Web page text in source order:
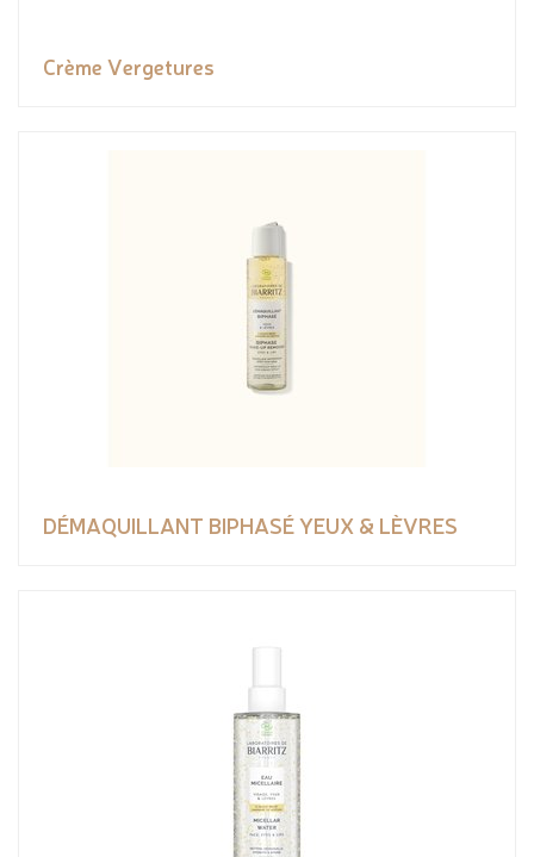
Crème Vergetures
DÉMAQUILLANT BIPHASÉ YEUX & LÈVRES